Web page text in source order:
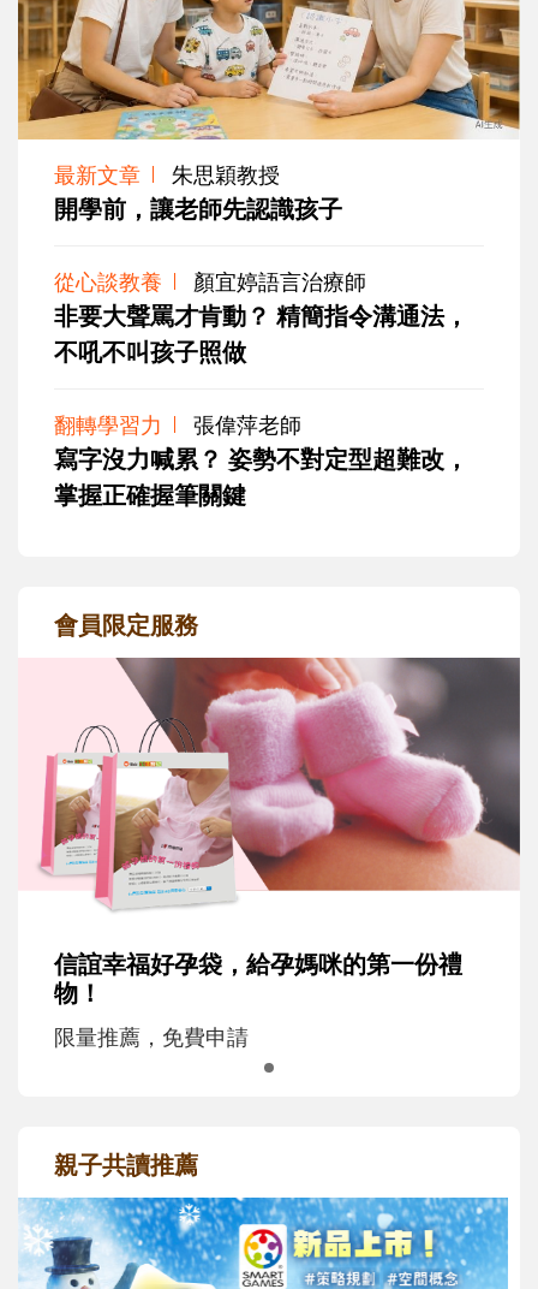
最新文章 朱思穎教授
開學前，讓老師先認識孩子
從心談教養 顏宜婷語言治療師
非要大聲罵才肯動？ 精簡指令溝通法，
不吼不叫孩子照做
翻轉學習力 張偉萍老師
寫字沒力喊累？ 姿勢不對定型超難改，
掌握正確握筆關鍵
會員限定服務
信誼幸福好孕袋，給孕媽咪的第一份禮
物！
限量推薦，免費申請
親子共讀推薦